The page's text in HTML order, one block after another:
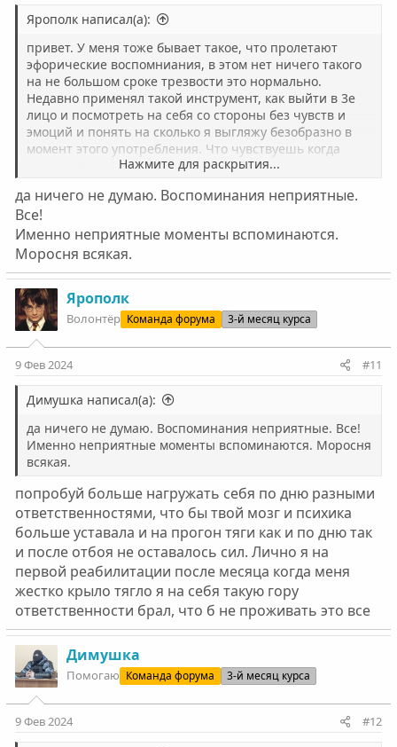
Ярополк написал(а):
привет. У меня тоже бывает такое, что пролетают
эфорические воспомниания, в этом нет ничего такого
на не большом сроке трезвости это нормально.
Недавно применял такой инструмент, как выйти в 3е
лицо и посмотреть на себя со стороны без чувств и
эмоций и понять на сколько я выгляжу безобразно в
момент этого употребления. Что чувствуешь когда
удается прожить эти воспомнания?
Нажмите для раскрытия...
да ничего не думаю. Воспоминания неприятные.
Все!
Именно неприятные моменты вспоминаются.
Моросня всякая.
Ярополк
Волонтёр Команда форума 3-й месяц курса
9 Фев 2024 #11
Димушка написал(а):
да ничего не думаю. Воспоминания неприятные. Все!
Именно неприятные моменты вспоминаются. Моросня
всякая.
попробуй больше нагружать себя по дню разными
ответственностями, что бы твой мозг и психика
больше уставала и на прогон тяги как и по дню так
и после отбоя не оставалось сил. Лично я на
первой реабилитации после месяца когда меня
жестко крыло тягло я на себя такую гору
ответственности брал, что б не проживать это все
Димушка
Помогаю Команда форума 3-й месяц курса
9 Фев 2024 #12